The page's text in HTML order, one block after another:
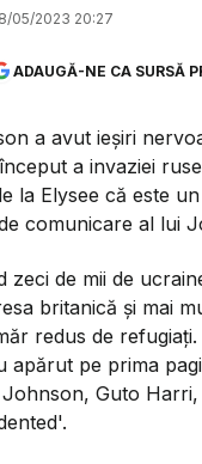
05/2023 20:27
ADAUGĂ-NE CA SURSĂ
a avut ieşiri
a invaziei
la Elysee că este
comunicare al lui
zeci de mii de
britanică şi mai
redus de
apărut pe prima
Guto